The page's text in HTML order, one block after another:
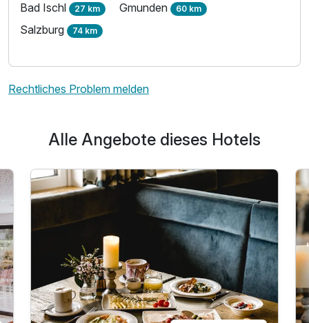
Ausstattung
Für 3 Tage p.P. ab320,00 €
Bad Ischl 27 km Gmunden 60 km
Salzburg 74 km
Rechtliches Problem melden
Alle Angebote dieses Hotels